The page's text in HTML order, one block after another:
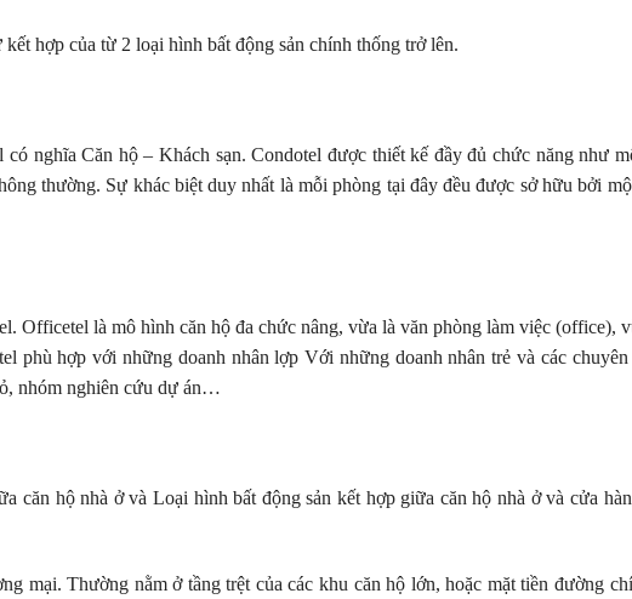
hợp của từ 2 loại hình bất động sản chính thống trở lên.
nghĩa Căn hộ – Khách sạn. Condotel được thiết kế đầy đủ chức năng như
thường. Sự khác biệt duy nhất là mỗi phòng tại đây đều được sở hữu bởi
Officetel là mô hình căn hộ đa chức nâng, vừa là văn phòng làm việc (office),
phù hợp với những doanh nhân lợp Với những doanh nhân trẻ và các
nhóm nghiên cứu dự án…
căn hộ nhà ở và Loại hình bất động sản kết hợp giữa căn hộ nhà ở và cửa
mại. Thường nằm ở tầng trệt của các khu căn hộ lớn, hoặc mặt tiền đường